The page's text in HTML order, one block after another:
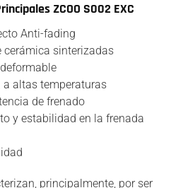
ZCOO S002 EXC
Anti-fading
cerámica sinterizadas
a altas temperaturas
de frenado
y estabilidad en la frenada
principalmente, por ser